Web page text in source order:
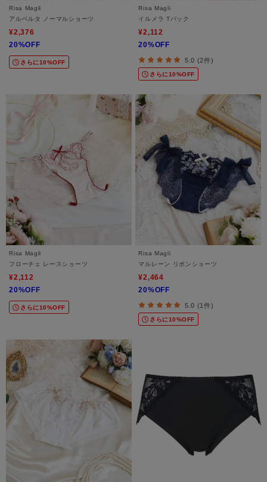
Risa Magli
アルベルタ ノーマルショーツ
¥2,376
20%OFF
さらに10%OFF
Risa Magli
イルメラ Tバック
¥2,112
20%OFF
5.0 (2件)
さらに10%OFF
Risa Magli
フローチェ レースショーツ
¥2,112
20%OFF
さらに10%OFF
Risa Magli
マルレーン リボンショーツ
¥2,464
20%OFF
5.0 (1件)
さらに10%OFF